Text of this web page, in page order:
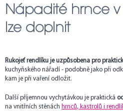
Nápadité hrnce v
lze doplnit
Rukojeť rendlíku je uzpůsobena pro
kuchyňského nářadí - podobně jako při
kam je při vaření odložit.
Další příjemnou vychytávkou je praktická
na vnitřních stěnách hrnců, kastrolů i